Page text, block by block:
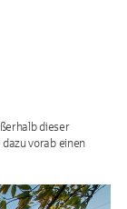
dieser
vorab einen